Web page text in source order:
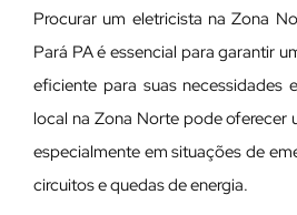
Procurar um eletricista na Zona
Pará PA é essencial para garantir
eficiente para suas necessidades
local na Zona Norte pode oferecer
especialmente em situações de
circuitos e quedas de energia.